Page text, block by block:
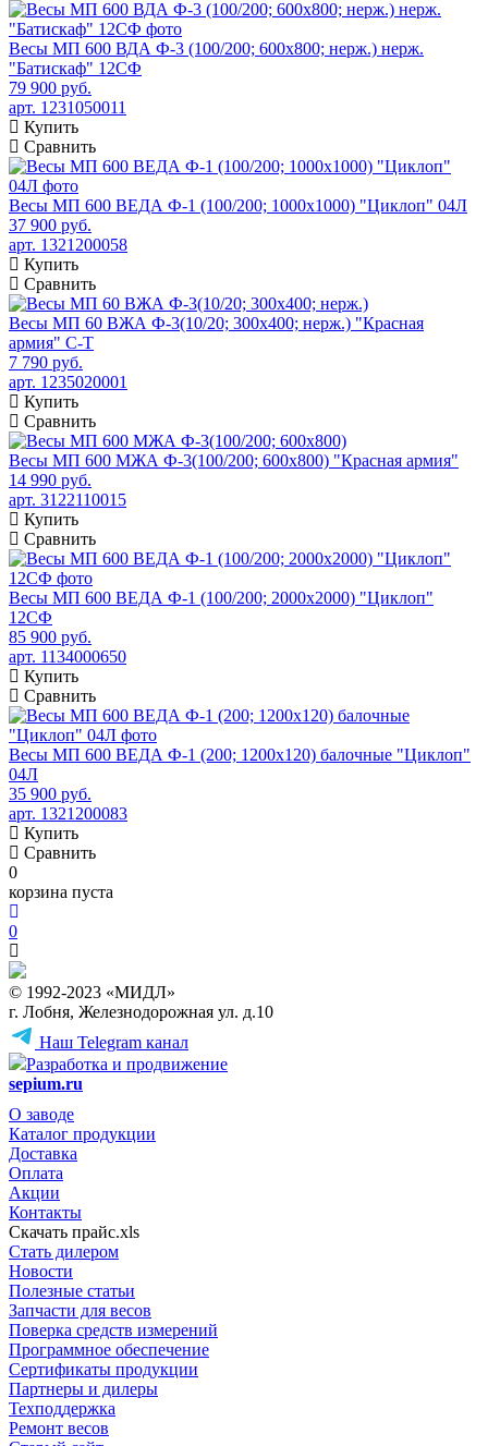
Весы МП 600 ВДА Ф-3 (100/200; 600х800; нерж.) нерж.
"Батискаф" 12СФ
79 900 руб.
арт. 1231050011
Купить
Сравнить
Весы МП 600 ВЕДА Ф-1 (100/200; 1000х1000) "Циклоп" 04Л
37 900 руб.
арт. 1321200058
Купить
Сравнить
Весы МП 60 ВЖА Ф-3(10/20; 300х400; нерж.) "Красная
армия" C-T
7 790 руб.
арт. 1235020001
Купить
Сравнить
Весы МП 600 МЖА Ф-3(100/200; 600х800) "Красная армия"
14 990 руб.
арт. 3122110015
Купить
Сравнить
Весы МП 600 ВЕДА Ф-1 (100/200; 2000х2000) "Циклоп"
12СФ
85 900 руб.
арт. 1134000650
Купить
Сравнить
Весы МП 600 ВЕДА Ф-1 (200; 1200х120) балочные "Циклоп"
04Л
35 900 руб.
арт. 1321200083
Купить
Сравнить
0
корзина пуста
0
© 1992-2023 «МИДЛ»
г. Лобня, Железнодорожная ул. д.10
Наш Telegram канал
Разработка и продвижение
sepium.ru
О заводе
Каталог продукции
Доставка
Оплата
Акции
Контакты
Скачать прайс.xls
Стать дилером
Новости
Полезные статьи
Запчасти для весов
Поверка средств измерений
Программное обеспечение
Сертификаты продукции
Партнеры и дилеры
Техподдержка
Ремонт весов